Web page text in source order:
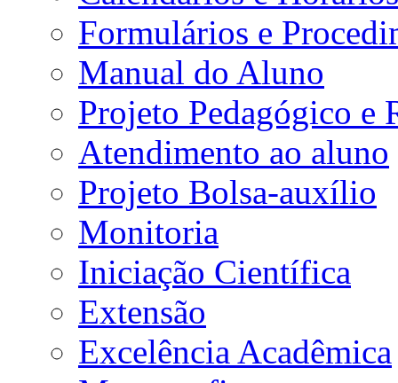
Formulários e
Manual do Aluno
Projeto Pedagógico e
Atendimento ao aluno
Projeto Bolsa-auxílio
Monitoria
Iniciação Científica
Extensão
Excelência Acadêmica